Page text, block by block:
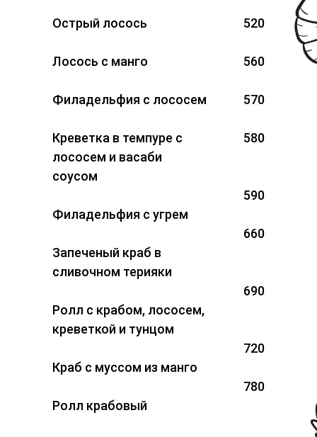
Острый лосось
Лосось с манго
Филадельфия с лососем
Креветка в темпуре с
лососем и васаби
соусом
Филадельфия с угрем
Запеченый краб в
сливочном терияки
Ролл с крабом, лососем,
креветкой и тунцом
Краб с муссом из манго
Ролл крабовый
520
560
570
580
590
660
690
720
780